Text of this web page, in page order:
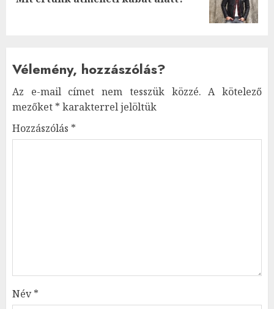
Vélemény, hozzászólás?
Az e-mail címet nem tesszük közzé. A kötelező
mezőket * karakterrel jelöltük
Hozzászólás *
Név*